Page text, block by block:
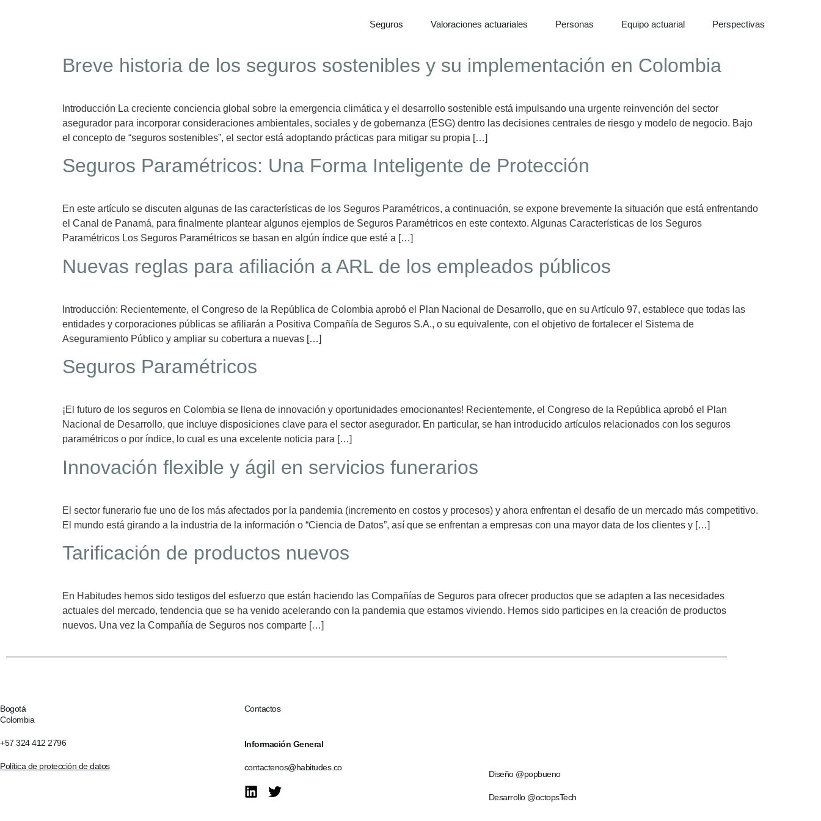
Seguros Valoraciones actuariales Personas Equipo actuarial Perspectivas
Breve historia de los seguros sostenibles y su implementación en Colombia
Introducción La creciente conciencia global sobre la emergencia climática y el desarrollo sostenible está impulsando una urgente reinvención del sector
asegurador para incorporar consideraciones ambientales, sociales y de gobernanza (ESG) dentro las decisiones centrales de riesgo y modelo de negocio. Bajo
el concepto de “seguros sostenibles”, el sector está adoptando prácticas para mitigar su propia […]
Seguros Paramétricos: Una Forma Inteligente de Protección
En este artículo se discuten algunas de las características de los Seguros Paramétricos, a continuación, se expone brevemente la situación que está enfrentando
el Canal de Panamá, para finalmente plantear algunos ejemplos de Seguros Paramétricos en este contexto. Algunas Características de los Seguros
Paramétricos Los Seguros Paramétricos se basan en algún índice que esté a […]
Nuevas reglas para afiliación a ARL de los empleados públicos
Introducción: Recientemente, el Congreso de la República de Colombia aprobó el Plan Nacional de Desarrollo, que en su Artículo 97, establece que todas las
entidades y corporaciones públicas se afiliarán a Positiva Compañía de Seguros S.A., o su equivalente, con el objetivo de fortalecer el Sistema de
Aseguramiento Público y ampliar su cobertura a nuevas […]
Seguros Paramétricos
¡El futuro de los seguros en Colombia se llena de innovación y oportunidades emocionantes! Recientemente, el Congreso de la República aprobó el Plan
Nacional de Desarrollo, que incluye disposiciones clave para el sector asegurador. En particular, se han introducido artículos relacionados con los seguros
paramétricos o por índice, lo cual es una excelente noticia para […]
Innovación flexible y ágil en servicios funerarios
El sector funerario fue uno de los más afectados por la pandemia (incremento en costos y procesos) y ahora enfrentan el desafío de un mercado más competitivo.
El mundo está girando a la industria de la información o “Ciencia de Datos”, así que se enfrentan a empresas con una mayor data de los clientes y […]
Tarificación de productos nuevos
En Habitudes hemos sido testigos del esfuerzo que están haciendo las Compañías de Seguros para ofrecer productos que se adapten a las necesidades
actuales del mercado, tendencia que se ha venido acelerando con la pandemia que estamos viviendo. Hemos sido participes en la creación de productos
nuevos. Una vez la Compañía de Seguros nos comparte […]
Bogotá
Colombia
+57 324 412 2796
Política de protección de datos
Contactos
Información General
contactenos@habitudes.co
Diseño @popbueno
Desarrollo @octopsTech